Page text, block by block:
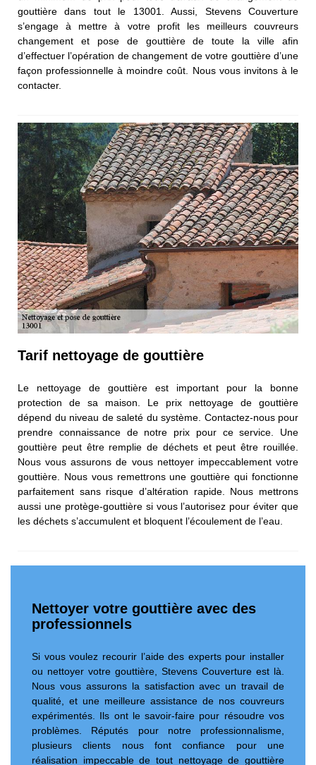
gouttière dans tout le 13001. Aussi, Stevens Couverture
s’engage à mettre à votre profit les meilleurs couvreurs
changement et pose de gouttière de toute la ville afin
d’effectuer l’opération de changement de votre gouttière d’une
façon professionnelle à moindre coût. Nous vous invitons à le
contacter.
Tarif nettoyage de gouttière
Le nettoyage de gouttière est important pour la bonne
protection de sa maison. Le prix nettoyage de gouttière
dépend du niveau de saleté du système. Contactez-nous pour
prendre connaissance de notre prix pour ce service. Une
gouttière peut être remplie de déchets et peut être rouillée.
Nous vous assurons de vous nettoyer impeccablement votre
gouttière. Nous vous remettrons une gouttière qui fonctionne
parfaitement sans risque d’altération rapide. Nous mettrons
aussi une protège-gouttière si vous l’autorisez pour éviter que
les déchets s’accumulent et bloquent l’écoulement de l’eau.
Nettoyer votre gouttière avec des
professionnels
Si vous voulez recourir l’aide des experts pour installer
ou nettoyer votre gouttière, Stevens Couverture est là.
Nous vous assurons la satisfaction avec un travail de
qualité, et une meilleure assistance de nos couvreurs
expérimentés. Ils ont le savoir-faire pour résoudre vos
problèmes. Réputés pour notre professionnalisme,
plusieurs clients nous font confiance pour une
réalisation impeccable de tout nettoyage de gouttière